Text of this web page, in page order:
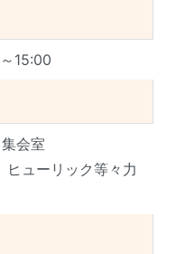
15:00
会室
ューリック等々力